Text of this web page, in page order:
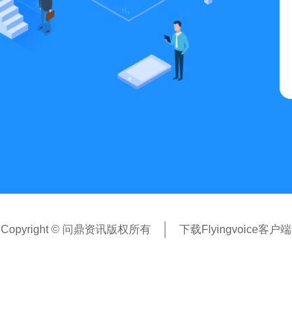
Copyright © 问鼎资讯版权所有 下载Flyingvoice客户端